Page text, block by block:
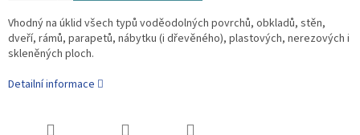
Vhodný na úklid všech typů voděodolných povrchů, obkladů, stěn,
dveří, rámů, parapetů, nábytku (i dřevěného), plastových, nerezových i
skleněných ploch.
Detailní informace